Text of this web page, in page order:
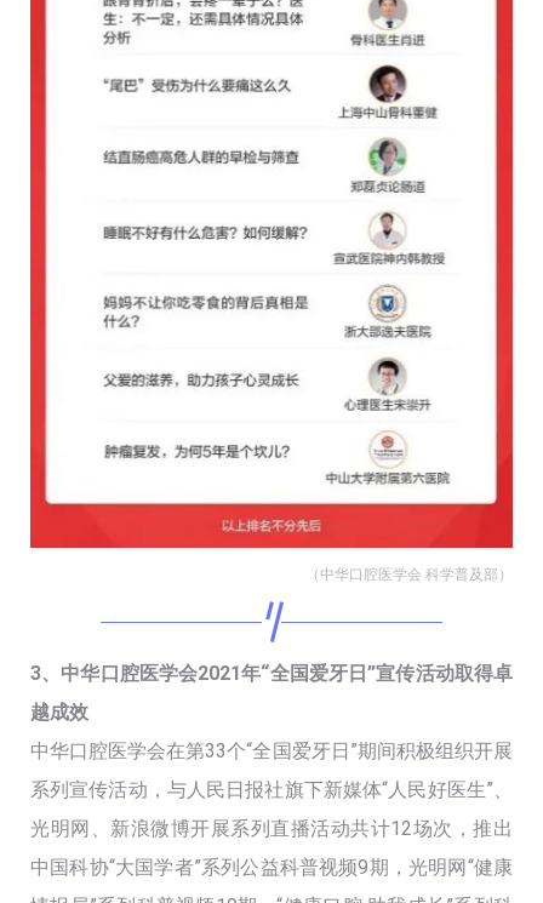
（中华口腔医学会 科学普及部）
3、中华口腔医学会2021年“全国爱牙日”宣传活动取得卓
越成效
中华口腔医学会在第33个“全国爱牙日”期间积极组织开展
系列宣传活动，与人民日报社旗下新媒体“人民好医生”、
光明网、新浪微博开展系列直播活动共计12场次，推出
中国科协“大国学者”系列公益科普视频9期，光明网“健康